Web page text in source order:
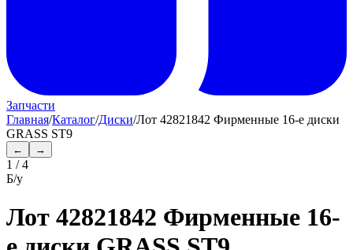
Запчасти
Главная/Каталог/Диски/Лот 42821842 Фирменные 16-е диски
GRASS ST9
← →
1 /4
Б/у
Лот 42821842 Фирменные 16-